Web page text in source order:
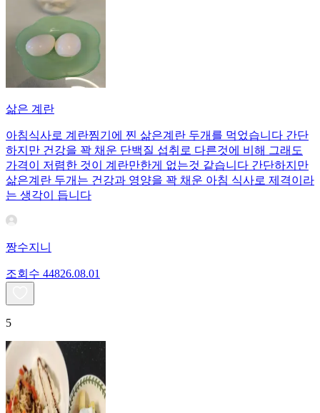
삶은 계란
아침식사로 계란찜기에 찐 삶은계란 두개를 먹었습니다 간단
하지만 건강을 꽉 채운 단백질 섭취로 다른것에 비해 그래도
가격이 저렴한 것이 계란만한게 없는것 같습니다 간단하지만
삶은계란 두개는 건강과 영양을 꽉 채운 아침 식사로 제격이라
는 생각이 듭니다
짱수지니
조회수 44826.08.01
5